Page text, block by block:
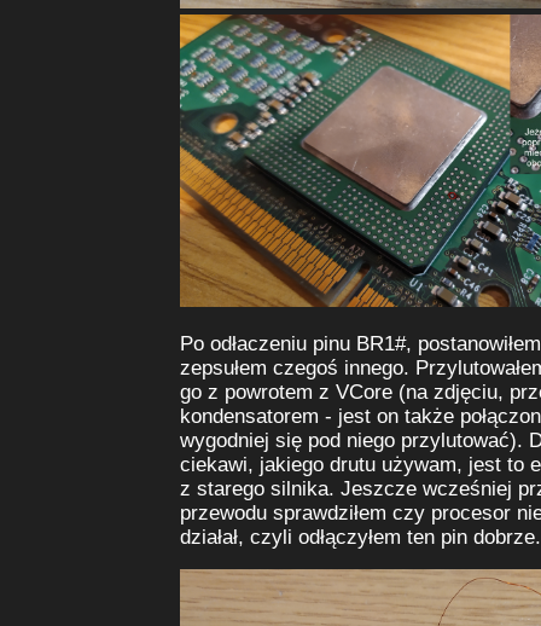
Po odłaczeniu pinu BR1#,
zepsułem czegoś innego.
go z powrotem z VCore (na zdjęciu,
kondensatorem - jest on także
wygodniej się pod niego przylutować).
ciekawi, jakiego drutu używam, jest to
z starego silnika. Jeszcze wcześniej
przewodu sprawdziłem czy procesor
działał, czyli odłączyłem ten pin dobrze.